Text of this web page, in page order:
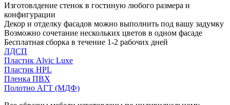
Изготовлдение стенок в гостиную любого размера и
конфигурации
Декор и отделку фасадов можно выполнить под вашу задумку
Возможно сочетание нескольких цветов в одном фасаде
Бесплатная сборка в течение 1-2 рабочих дней
ЛДСП
Пластик Alvic Luxe
Пластик HPL
Пленка ПВХ
Полотно АГТ (МДФ)